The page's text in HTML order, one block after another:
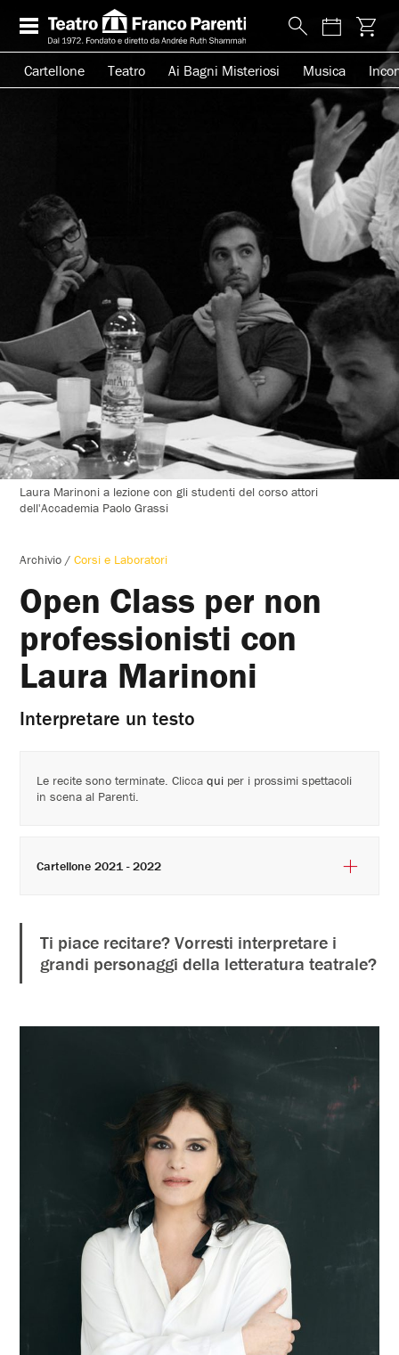
Cartellone Teatro Ai Bagni Misteriosi Musica
Laura Marinoni a lezione con gli studenti del corso attori
dell'Accademia Paolo Grassi
Archivio /Corsi e Laboratori
Open Class per non
professionisti con
Laura Marinoni
Interpretare un testo
Ti piace recitare? Vorresti interpretare i
grandi personaggi della letteratura teatrale?
Le recite sono terminate. Cliccaqui per i prossimi spettacoli
in scena al Parenti.
Cartellone 2021 - 2022